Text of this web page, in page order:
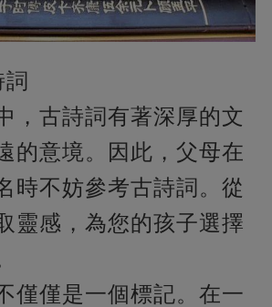
，古詩詞有著深厚的文
的意境。因此，父母在
時不妨參考古詩詞。從
靈感，為您的孩子選擇
僅僅是一個標記。在一